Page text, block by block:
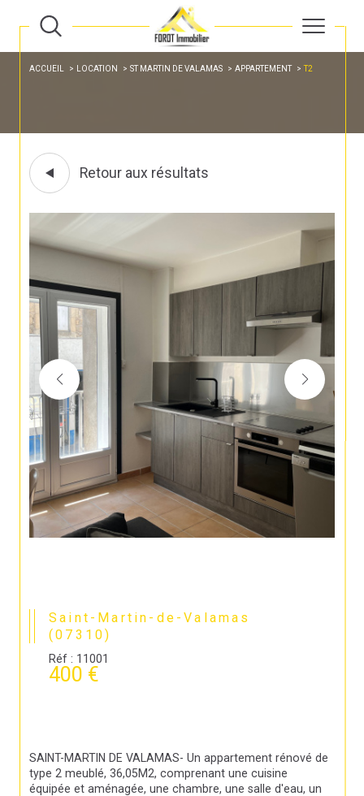
ACCUEIL LOCATION ST MARTIN DE VALAMAS APPARTEMENT T2
Retour aux résultats
Saint-Martin-de-Valamas
(07310)
Réf : 11001
400 €
SAINT-MARTIN DE VALAMAS- Un appartement rénové de
type 2 meublé, 36,05M2, comprenant une cuisine
équipée et aménagée, une chambre, une salle d'eau, un